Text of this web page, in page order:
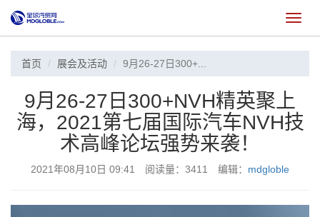
切
换
首页 展会及活动 9月26-27日300+...
9月26-27日300+NVH精英聚上
海，2021第七届国际汽车NVH技
术高峰论坛强势来袭！
2021年08月10日 09:41 阅读量：3411 编辑： mdgloble